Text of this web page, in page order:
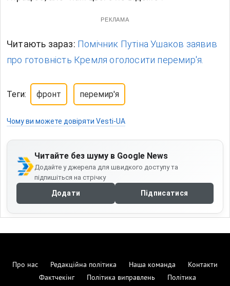
РЕКЛАМА
Читають зараз: Помічник Путіна Ушаков заявив
про готовність Кремля оголосити перемир'я.
Теги: фронт перемир'я
Чому ви можете довіряти Vesti-UA
Читайте без шуму в Google News
Додайте у джерела для швидкого доступу та
підпишіться на стрічку
Додати Підписатися
Про нас Редакційна політика Наша команда
Контакти
Фактчекінг
Політика виправлень
Політика